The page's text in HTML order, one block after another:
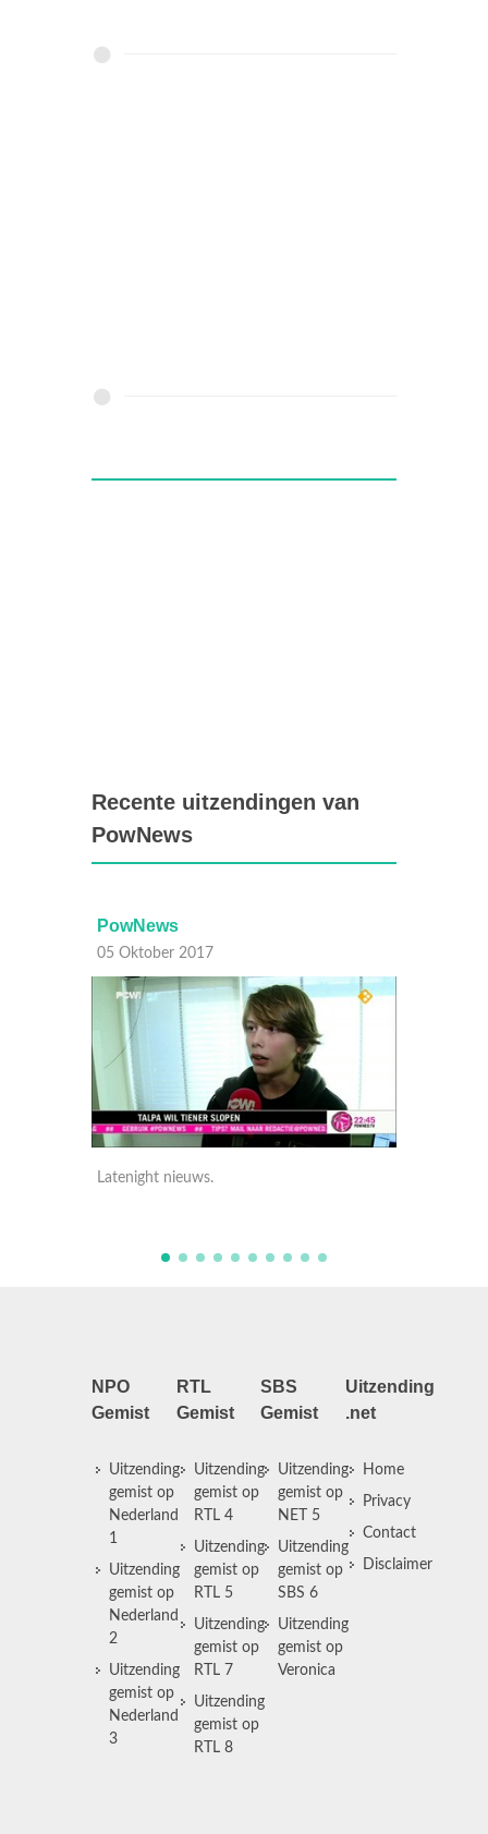
Recente uitzendingen van
PowNews
PowNews
05 Oktober 2017
NPO
Gemist
Uitzending
gemist op
Nederland
1
Uitzending
gemist op
Nederland
2
Uitzending
gemist op
Nederland
3
RTL
Gemist
Uitzending
gemist op
RTL 4
Uitzending
gemist op
RTL 5
Uitzending
gemist op
RTL 7
Uitzending
gemist op
RTL 8
SBS
Gemist
Uitzending
gemist op
NET 5
Uitzending
gemist op
SBS 6
Uitzending
gemist op
Veronica
Uitzending
.net
Home
Privacy
Contact
Disclaimer